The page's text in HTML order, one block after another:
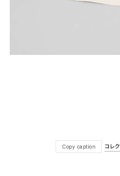
Copy caption コレ